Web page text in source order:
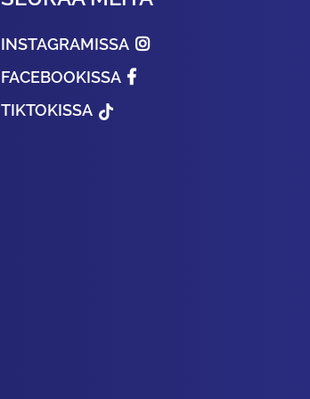
INSTAGRAMISSA
FACEBOOKISSA
TIKTOKISSA